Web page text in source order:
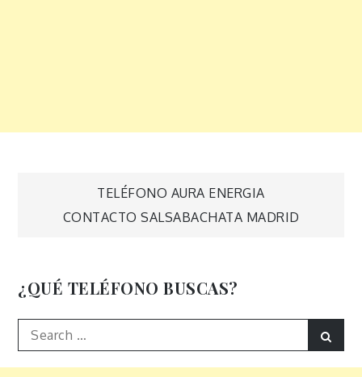
Navegación
entradas
TELÉFONO AURA ENERGIA
CONTACTO SALSABACHATA MADRID
¿QUÉ TELÉFONO BUSCAS?
Search
for: